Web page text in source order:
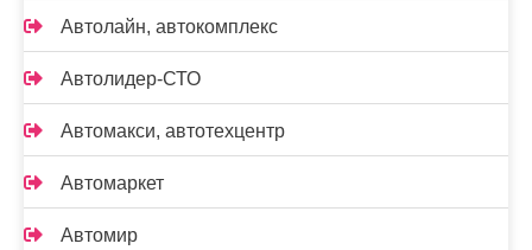
Автолайн, автокомплекс
Автолидер-СТО
Автомакси, автотехцентр
Автомаркет
Автомир